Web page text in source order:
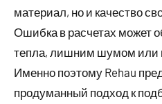
материал, но и качество
Ошибка в расчетах может
тепла, лишним шумом или
Именно поэтому Rehau
продуманный подход к